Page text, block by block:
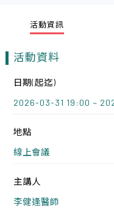
活動資訊
活動資料
日期(起迄)
2026-03-31 19:00 ~
地點
線上會議
主講人
李健逢醫師